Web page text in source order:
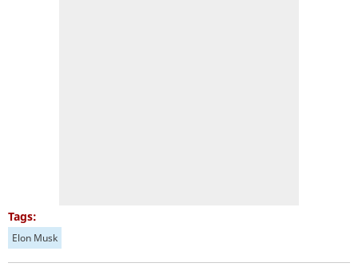
Tags:
Elon Musk